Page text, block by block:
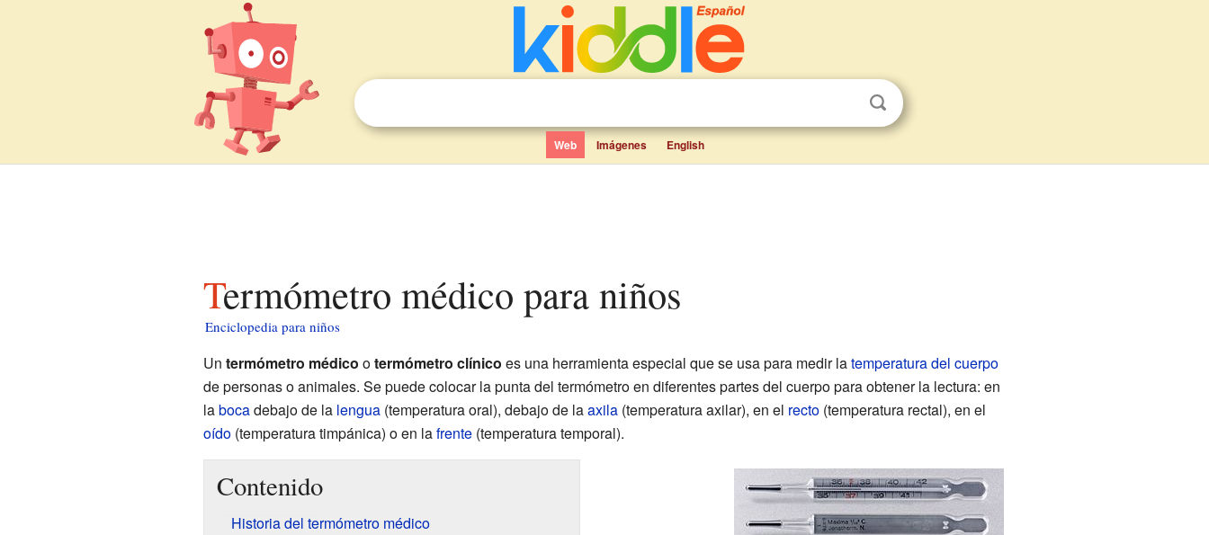
Web Imágenes English
Termómetro médico para niños
Enciclopedia para niños
Un termómetro médico otermómetro clínico es una herramienta especial que se usa para medir latemperatura del cuerpo
de personas o animales. Se puede colocar la punta del termómetro en diferentes partes del cuerpo para obtener la lectura: en
labocadebajo de la lengua(temperatura oral), debajo de laaxila(temperatura axilar), en el recto(temperatura rectal), en el
oído(temperatura timpánica) o en lafrente(temperatura temporal).
Contenido
Historia del termómetro médico